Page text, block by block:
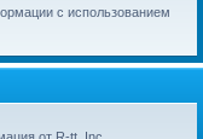
с использованием